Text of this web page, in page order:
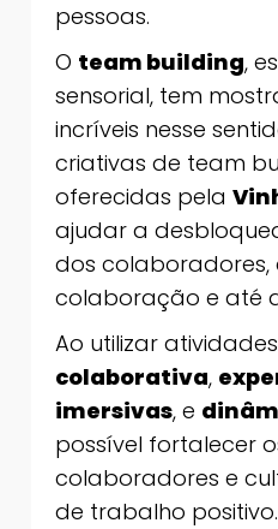
pessoas.
O team building,
sensorial, tem
incríveis nesse
criativas de team
oferecidas pela
ajudar a
dos colaboradores,
colaboração e até
Ao utilizar
colaborativa,
imersivas, e
possível fortalecer
colaboradores e
de trabalho positivo.